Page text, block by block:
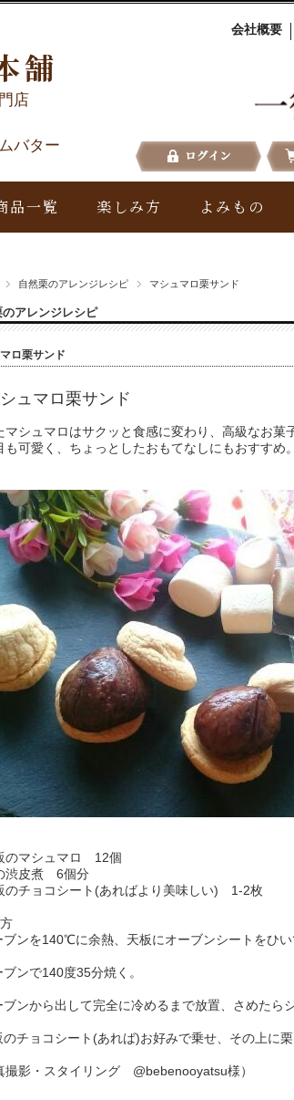
舗
店
バター
会社概要
品一覧 楽しみ方 よみもの
自然栗のアレンジレシピ マシュマロ栗サンド
のアレンジレシピ
ロ栗サンド
ュマロ栗サンド
マシュマロはサクッと食感に変わり、高級なお菓
も可愛く、ちょっとしたおもてなしにもおすすめ。
のマシュマロ 12個
渋皮煮 6個分
のチョコシート(あればより美味しい) 1-2枚
ブンを140℃に余熱、天板にオーブンシートをひい
ンで140度35分焼く。
ンから出して完全に冷めるまで放置、さめたら
チョコシート(あれば)お好みで乗せ、その上に
撮影・スタイリング @bebenooyatsu様）